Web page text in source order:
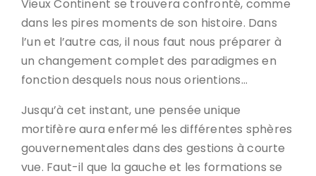
Vieux Continent se trouvera confronté, comme
dans les pires moments de son histoire. Dans
l’un et l’autre cas, il nous faut nous préparer à
un changement complet des paradigmes en
fonction desquels nous nous orientions…
Jusqu’à cet instant, une pensée unique
mortifère aura enfermé les différentes sphères
gouvernementales dans des gestions à courte
vue. Faut-il que la gauche et les formations se